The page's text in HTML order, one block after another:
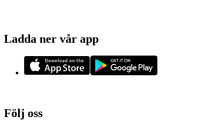
Ladda ner vår app
Följ oss